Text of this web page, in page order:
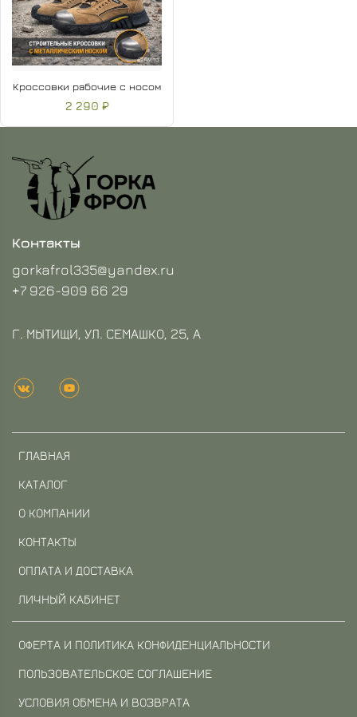
Кроссовки рабочие с носом
2 290 ₽
ГЛАВНАЯ
КАТАЛОГ
О КОМПАНИИ
КОНТАКТЫ
ОПЛАТА И ДОСТАВКА
ЛИЧНЫЙ КАБИНЕТ
ОФЕРТА И ПОЛИТИКА КОНФИДЕНЦИАЛЬНОСТИ
ПОЛЬЗОВАТЕЛЬСКОЕ СОГЛАШЕНИЕ
УСЛОВИЯ ОБМЕНА И ВОЗВРАТА
Контакты
gorkafrol335@yandex.ru
+7 926-909 66 29
Г. МЫТИЩИ, УЛ. СЕМАШКО, 25, А